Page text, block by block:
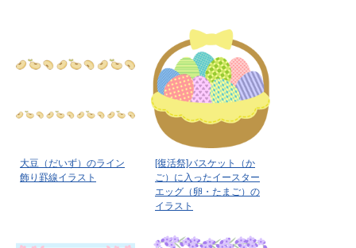
大豆（だいず）のライン
飾り罫線イラスト
[復活祭]バスケット（か
ご）に入ったイースター
エッグ（卵・たまご）の
イラスト